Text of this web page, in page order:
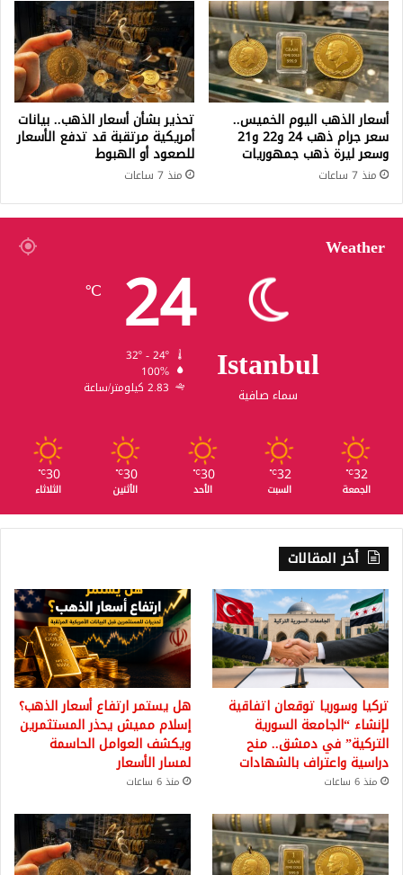
أسعار الذهب اليوم الخميس..
سعر جرام ذهب 24 و22 و21
وسعر ليرة ذهب جمهوريات
منذ 7 ساعات
تحذير بشأن أسعار الذهب.. بيانات
أمريكية مرتقبة قد تدفع الأسعار
للصعود أو الهبوط
منذ 7 ساعات
Weather
Istanbul
سماء صافية
24
℃
100%
2.83 كيلومتر/ساعة
32
℃
الجمعة
32
℃
السبت
30
℃
الأحد
30
℃
الأثنين
30
℃
الثلاثاء
أخر المقالات
تركيا وسوريا توقعان اتفاقية
لإنشاء “الجامعة السورية
التركية” في دمشق.. منح
دراسية واعتراف بالشهادات
منذ 6 ساعات
هل يستمر ارتفاع أسعار الذهب؟
إسلام مميش يحذر المستثمرين
ويكشف العوامل الحاسمة
لمسار الأسعار
منذ 6 ساعات